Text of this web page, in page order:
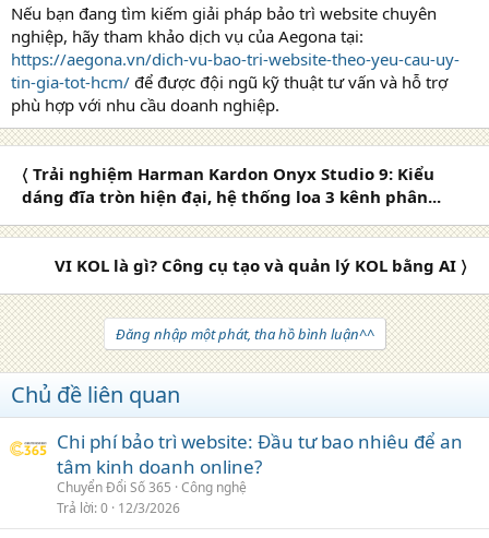
Nếu bạn đang tìm kiếm giải pháp bảo trì website chuyên
nghiệp, hãy tham khảo dịch vụ của Aegona tại:
https://aegona.vn/dich-vu-bao-tri-website-theo-yeu-cau-uy-
tin-gia-tot-hcm/ để được đội ngũ kỹ thuật tư vấn và hỗ trợ
phù hợp với nhu cầu doanh nghiệp.
〈 Trải nghiệm Harman Kardon Onyx Studio 9: Kiểu
dáng đĩa tròn hiện đại, hệ thống loa 3 kênh phân...
VI KOL là gì? Công cụ tạo và quản lý KOL bằng AI 〉
Đăng nhập một phát, tha hồ bình luận^^
Chủ đề liên quan
Chi phí bảo trì website: Đầu tư bao nhiêu để an
tâm kinh doanh online?
Chuyển Đổi Số 365 Công nghệ
Trả lời 0 12/3/2026